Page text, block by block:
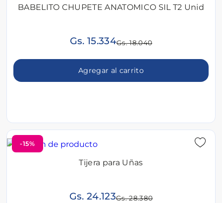
BABELITO CHUPETE ANATOMICO SIL T2 Unid
Gs. 15.334Gs. 18.040
Agregar al carrito
-15%
Tijera para Uñas
Gs. 24.123Gs. 28.380